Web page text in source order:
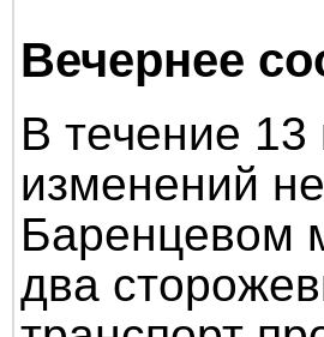
Вечернее
В течение
изменений
Баренцевом
два